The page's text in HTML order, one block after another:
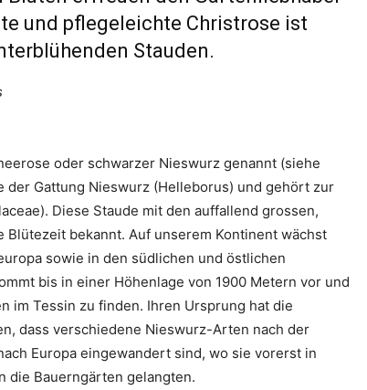
und pflegeleichte Christrose ist
Stauden.
oder schwarzer Nieswurz genannt (siehe
der Gattung Nieswurz (Helleborus) und gehört zur
Diese Staude mit den auffallend grossen,
bekannt. Auf unserem Kontinent wächst
sowie in den südlichen und östlichen
bis in einer Höhenlage von 1900 Metern vor und
im Tessin zu finden. Ihren Ursprung hat die
dass verschiedene Nieswurz-Arten nach der
Europa eingewandert sind, wo sie vorerst in
die Bauerngärten gelangten.